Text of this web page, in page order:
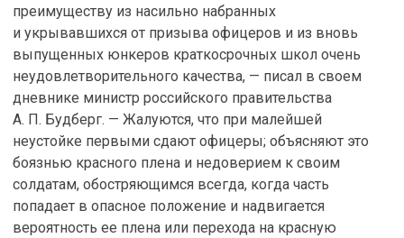
преимуществу из насильно набранных
и укрывавшихся от призыва офицеров и из вновь
выпущенных юнкеров краткосрочных школ очень
неудовлетворительного качества, — писал в своем
дневнике министр российского правительства
А. П. Будберг. — Жалуются, что при малейшей
неустойке первыми сдают офицеры; объясняют это
боязнью красного плена и недоверием к своим
солдатам, обостряющимся всегда, когда часть
попадает в опасное положение и надвигается
вероятность ее плена или перехода на красную